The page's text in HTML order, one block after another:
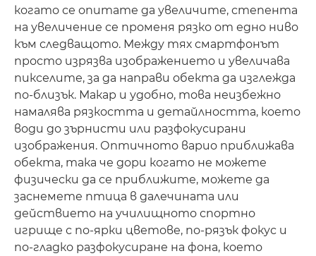
когато се опитате да увеличите, степента
на увеличение се променя рязко от едно ниво
към следващото. Между тях смартфонът
просто изрязва изображението и увеличава
пикселите, за да направи обекта да изглежда
по-близък. Макар и удобно, това неизбежно
намалява рязкостта и детайлността, което
води до зърнисти или разфокусирани
изображения. Оптичното варио приближава
обекта, така че дори когато не можете
физически да се приближите, можете да
заснемете птица в далечината или
действието на училищното спортно
игрище с по-ярки цветове, по-рязък фокус и
по-гладко разфокусиране на фона, което